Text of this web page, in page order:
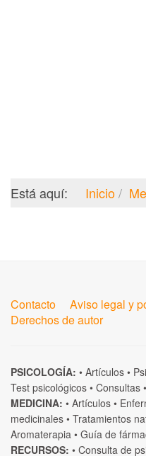
Está aquí: Inicio
Contacto Aviso legal y
Derechos de autor
PSICOLOGÍA: • Artículos •
Test psicológicos • Consultas •
MEDICINA: • Artículos •
medicinales • Tratamientos
Aromaterapia • Guía de
RECURSOS: • Consulta de